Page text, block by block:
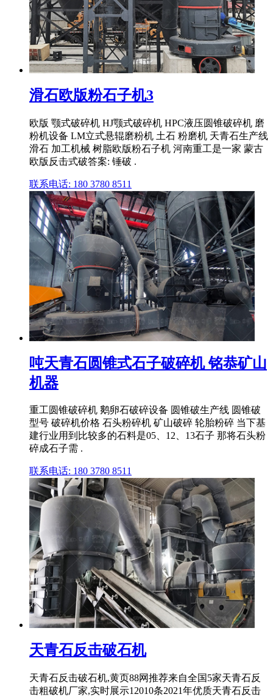
滑石欧版粉石子机3
欧版 颚式破碎机 HJ颚式破碎机 HPC液压圆锥破碎机 磨
粉机设备 LM立式悬辊磨粉机 土石 粉磨机 天青石生产线
滑石 加工机械 树脂欧版粉石子机 河南重工是一家 蒙古
欧版反击式破答案: 锤破 .
联系电话: 180 3780 8511
吨天青石圆锥式石子破碎机 铭恭矿山
机器
重工圆锥破碎机 鹅卵石破碎设备 圆锥破生产线 圆锥破
型号 破碎机价格 石头粉碎机 矿山破碎 轮胎粉碎 当下基
建行业用到比较多的石料是05、12、13石子 那将石头粉
碎成石子需 .
联系电话: 180 3780 8511
天青石反击破石机
天青石反击破石机,黄页88网推荐来自全国5家天青石反
击粗破机厂家,实时展示12010条2021年优质天青石反击